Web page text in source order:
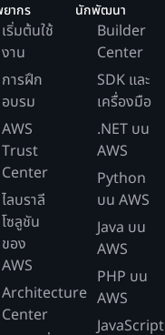
ากร
เริ่มต้นใช้
งาน
การฝึก
อบรม
AWS
Trust
Center
ไลบราลี
โซลูชัน
ของ
AWS
Architecture
Center
นักพัฒนา
Builder
Center
SDK และ
เครื่องมือ
.NET บน
AWS
Python
บน AWS
Java บน
AWS
PHP บน
AWS
JavaScript